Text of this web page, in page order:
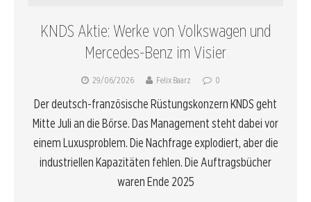
KNDS Aktie: Werke von Volkswagen und
Mercedes-Benz im Visier
29/06/2026 Felix Baarz 0
Der deutsch-französische Rüstungskonzern KNDS geht
Mitte Juli an die Börse. Das Management steht dabei vor
einem Luxusproblem. Die Nachfrage explodiert, aber die
industriellen Kapazitäten fehlen. Die Auftragsbücher
waren Ende 2025